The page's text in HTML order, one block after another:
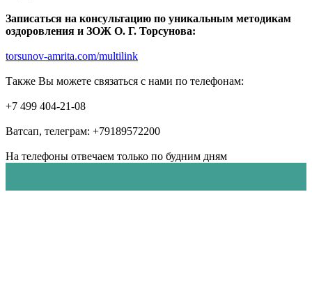
Записаться на консультацию по уникальным методикам
оздоровления и ЗОЖ О. Г. Торсунова:
torsunov-amrita.com/multilink
Также Вы можете связаться с нами по телефонам:
+7 499 404-21-08
Ватсап, телеграм: +79189572200
На телефоны отвечаем только по будним дням